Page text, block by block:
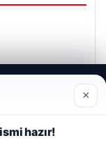
çerezler
×
hazır!